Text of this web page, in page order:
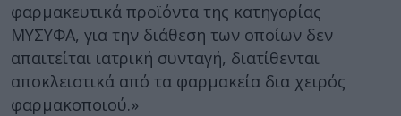
φαρμακευτικά προϊόντα της κατηγορίας
ΜΥΣΥΦΑ, για την διάθεση των οποίων δεν
απαιτείται ιατρική συνταγή, διατίθενται
αποκλειστικά από τα φαρμακεία δια χειρός
φαρμακοποιού.»